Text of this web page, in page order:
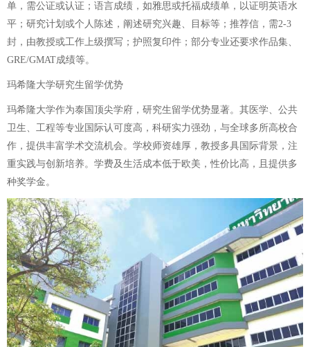
单，需公证或认证；语言成绩，如雅思或托福成绩单，以证明英语水
平；研究计划或个人陈述，阐述研究兴趣、目标等；推荐信，需2-3
封，由教授或工作上级撰写；护照复印件；部分专业还要求作品集、
GRE/GMAT成绩等。
玛希隆大学研究生留学优势
玛希隆大学作为泰国顶尖学府，研究生留学优势显著。其医学、公共
卫生、工程等专业国际认可度高，科研实力强劲，与全球多所高校合
作，提供丰富学术交流机会。学校师资雄厚，教授多具国际背景，注
重实践与创新培养。学费及生活成本低于欧美，性价比高，且提供多
种奖学金。